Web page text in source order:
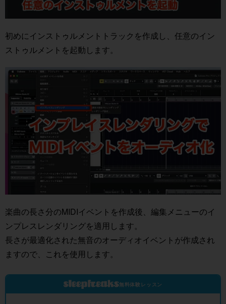
初めにインストゥルメントトラックを作成し、任意のイン
ストゥルメントを起動します。
楽曲の長さ分のMIDIイベントを作成後、編集メニューのイ
ンプレスレンダリングを適用します。
長さが最適化された無音のオーディオイベントが作成され
ますので、これを使用します。
無料体験レッスン